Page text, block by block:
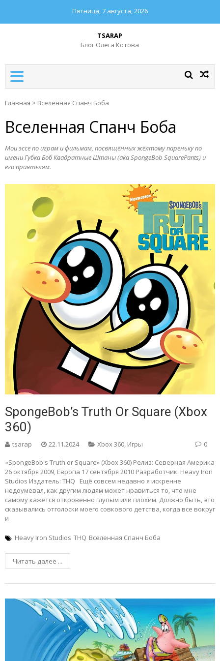
Пятница, 7 августа, 2026
TSARAP
Блог Олега Котова
Главная > Вселенная Спанч Боба
Вселенная Спанч Боба
Мои эссе по играм и фильмам, посвящённых жёлтому пареньку по
имени Губка Боб Квадратные Штаны (aka SpongeBob SquarePants) и
его приятелям.
SpongeBob’s Truth Or Square (Xbox
360)
tsarap 22.11.2024 Xbox 360, Игры 0
«SpongeBob's Truth or Square» (Xbox 360) Релиз: Северная Америка
26 октября 2009, Европа 17 сентября 2010 Разработчик: Heavy Iron
Studios Издатель: THQ Ещё совсем недавно я искренне
недоумевал, как другим людям может нравиться то, что мне
самому кажется откровенно глупым или плохим. Должно быть, это
сказывались отголоски моего совкового детства, когда все вокруг
и
Heavy Iron Studios THQ Вселенная Спанч Боба
Читать далее ...